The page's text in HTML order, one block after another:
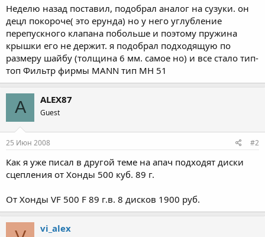
Неделю назад поставил, подобрал аналог на сузуки. он
децл покороче( это ерунда) но у него углубление
перепускного клапана побольше и поэтому пружина
крышки его не держит. я подобрал подходящую по
размеру шайбу (толщина 6 мм. самое но) и все стало тип-
топ Фильтр фирмы MANN тип MH 51
A ALEX87
Guest
25 Июн 2008 #2
Как я уже писал в другой теме на апач подходят диски
сцепления от Хонды 500 куб. 89 г.
От Хонды VF 500 F 89 г.в. 8 дисков 1900 руб.
vi_alex